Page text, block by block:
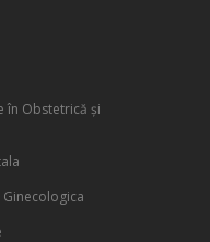
în Obstetrică și